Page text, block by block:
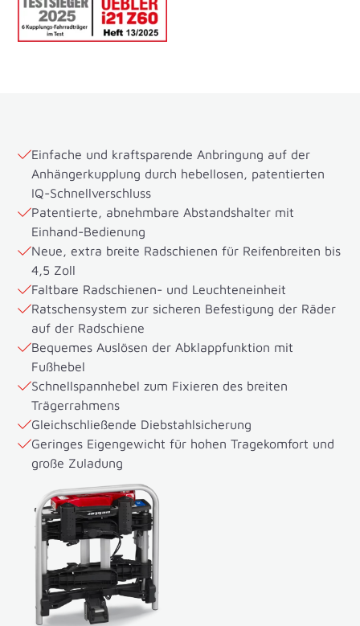
Einfache und kraftsparende Anbringung auf der
Anhängerkupplung durch hebellosen, patentierten
IQ-Schnellverschluss
Patentierte, abnehmbare Abstandshalter mit
Einhand-Bedienung
Neue, extra breite Radschienen für Reifenbreiten bis
4,5 Zoll
Faltbare Radschienen- und Leuchteneinheit
Ratschensystem zur sicheren Befestigung der Räder
auf der Radschiene
Bequemes Auslösen der Abklappfunktion mit
Fußhebel
Schnellspannhebel zum Fixieren des breiten
Trägerrahmens
Gleichschließende Diebstahlsicherung
Geringes Eigengewicht für hohen Tragekomfort und
große Zuladung